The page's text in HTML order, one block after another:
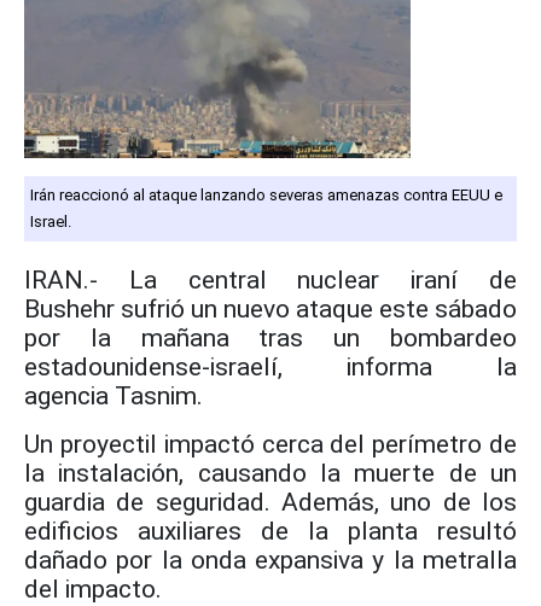
Irán reaccionó al ataque lanzando severas amenazas contra EEUU e
Israel.
IRAN.- La central nuclear iraní de
Bushehr sufrió un nuevo ataque este sábado
por la mañana tras un bombardeo
estadounidense-israelí, informa la
agencia Tasnim.
Un proyectil impactó cerca del perímetro de
la instalación, causando la muerte de un
guardia de seguridad. Además, uno de los
edificios auxiliares de la planta resultó
dañado por la onda expansiva y la metralla
del impacto.